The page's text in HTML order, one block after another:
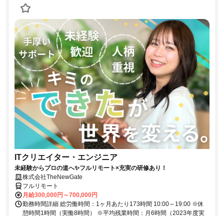
ITクリエイター・エンジニア
未経験からプロの道へ✨フルリモート×充実の研修あり！
株式会社TheNewGate
フルリモート
月給300,000円～700,000円
勤務時間詳細 総労働時間：1ヶ月あたり173時間 10:00～19:00 ※休
憩時間1時間（実働8時間） ※平均残業時間：月6時間（2023年度実